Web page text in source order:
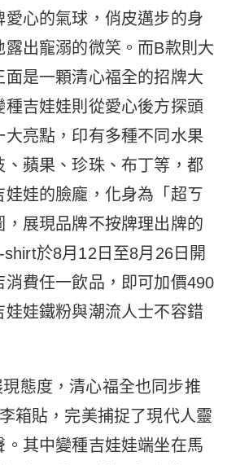
愛心的氣球，俏皮邁步的身
露出寵溺的微笑。而B款則大
是一顆清心福全的招牌大
種吉娃娃則從愛心後方探頭
大亮點，印有多種不同水果
、蘋果、珍珠、布丁等，都
娃的臉龐，化身為「超ㄎ
，展現品牌不按牌理出牌的
於8月12日至8月26日開
費任一飲品，即可加價490
娃娃鐵粉與潮流人士不容錯
態度，清心福全也同步推
箱貼，完美捕捉了現代人靈
其中變種吉娃娃端坐在馬